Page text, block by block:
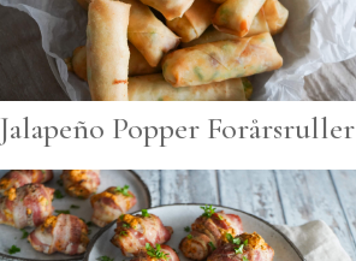
Jalapeño Popper Forårsruller